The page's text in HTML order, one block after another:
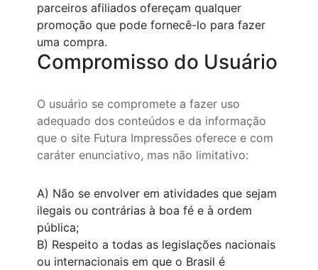
parceiros afiliados ofereçam qualquer
promoção que pode fornecê-lo para fazer
uma compra.
Compromisso do Usuário
O usuário se compromete a fazer uso
adequado dos conteúdos e da informação
que o site Futura Impressões oferece e com
caráter enunciativo, mas não limitativo:
A) Não se envolver em atividades que sejam
ilegais ou contrárias à boa fé e à ordem
pública;
B) Respeito a todas as legislações nacionais
ou internacionais em que o Brasil é